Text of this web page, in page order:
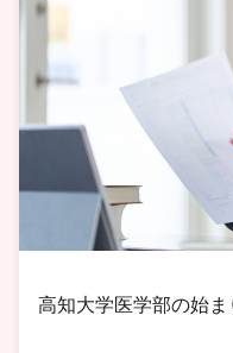
高知大学医学部の始ま